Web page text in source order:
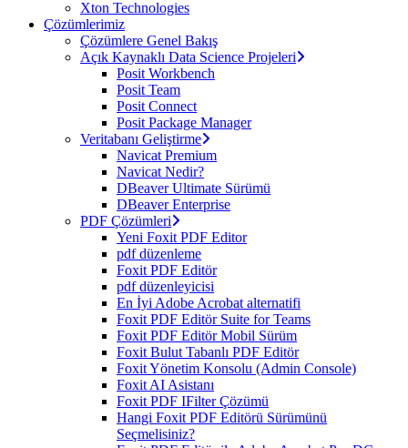
Xton Technologies
Çözümlerimiz
Çözümlere Genel Bakış
Açık Kaynaklı Data Science Projeleri
Posit Workbench
Posit Team
Posit Connect
Posit Package Manager
Veritabanı Geliştirme
Navicat Premium
Navicat Nedir?
DBeaver Ultimate Sürümü
DBeaver Enterprise
PDF Çözümleri
Yeni Foxit PDF Editor
pdf düzenleme
Foxit PDF Editör
pdf düzenleyicisi
En İyi Adobe Acrobat alternatifi
Foxit PDF Editör Suite for Teams
Foxit PDF Editör Mobil Sürüm
Foxit Bulut Tabanlı PDF Editör
Foxit Yönetim Konsolu (Admin Console)
Foxit AI Asistanı
Foxit PDF IFilter Çözümü
Hangi Foxit PDF Editörü Sürümünü
Seçmelisiniz?